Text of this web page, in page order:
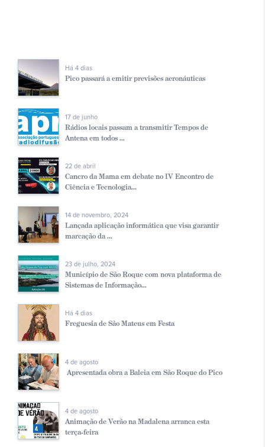
Há 4 dias
Pico passará a emitir previsões aeronáuticas
17 de junho
Rádios locais passam a transmitir Tempos de
Antena em todos ...
22 de abril
Cancro da Mama em debate no IV Encontro de
Ciência e Tecnologia...
14 de novembro, 2024
Lançada aplicação informática que visa garantir
marcação da ...
23 de julho, 2024
Município de São Roque com nova plataforma de
Sistemas de Informação...
Há 4 dias
Freguesia de São Mateus em Festa
4 de agosto
Apresentada obra a Baleia em São Roque do Pico
4 de agosto
Animação de Verão na Madalena arranca esta
terça-feira